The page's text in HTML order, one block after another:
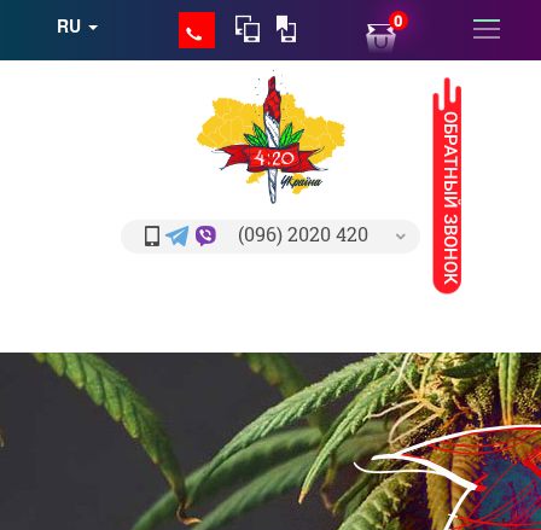
RU 0
ОБРАТНЫЙ ЗВОНОК
(096) 2020 420